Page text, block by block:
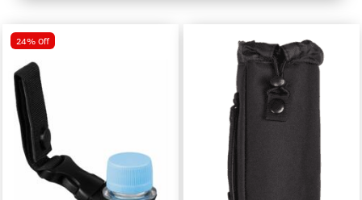
24% Off